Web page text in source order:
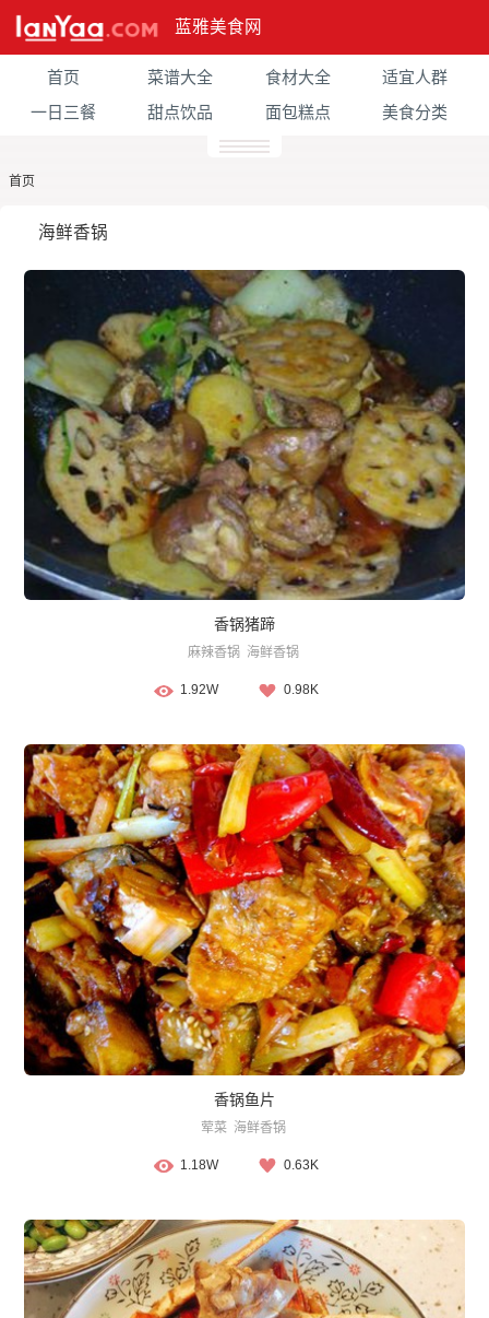
蓝雅美食网
首页 菜谱大全 食材大全
适宜人群
一日三餐
甜点饮品 面包糕点 美食分类
首页
海鲜香锅
香锅猪蹄
麻辣香锅 海鲜香锅
1.92W 0.98K
香锅鱼片
荤菜 海鲜香锅
1.18W 0.63K